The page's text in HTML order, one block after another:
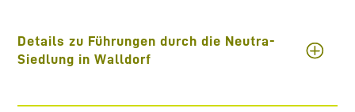
Details zu Führungen durch die Neutra-
Siedlung in Walldorf